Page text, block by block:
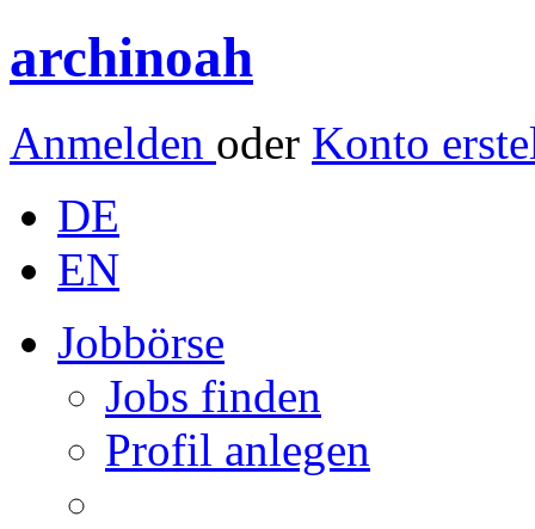
archinoah
Anmelden oder Konto
DE
EN
Jobbörse
Jobs finden
Profil anlegen